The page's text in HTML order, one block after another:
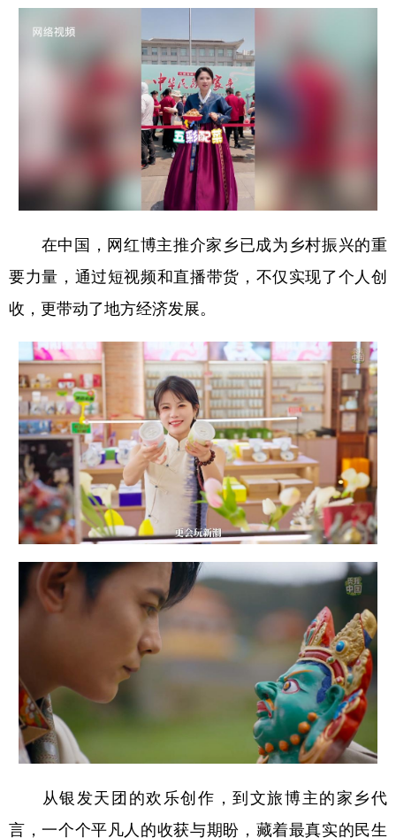
在中国，网红博主推介家乡已成为乡村振兴的重
要力量，通过短视频和直播带货，不仅实现了个人创
收，更带动了地方经济发展。
从银发天团的欢乐创作，到文旅博主的家乡代
言，一个个平凡人的收获与期盼，藏着最真实的民生